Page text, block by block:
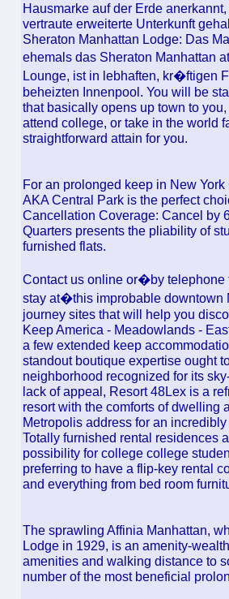
Hausmarke auf der Erde
vertraute erweiterte Unterkunft
Sheraton Manhattan Lodge: Das
ehemals das Sheraton Manhattan
Lounge, ist in lebhaften, kr�ftigen
beheizten Innenpool. You will be
that basically opens up town to
attend college, or take in the world
straightforward attain for you.
For an prolonged keep in New
AKA Central Park is the perfect
Cancellation Coverage: Cancel by
Quarters presents the pliability of
furnished flats.
Contact us online or�by telephone
stay at�this improbable downtown
journey sites that will help you
Keep America - Meadowlands -
a few extended keep
standout boutique expertise ought
neighborhood recognized for its
lack of appeal, Resort 48Lex is a
resort with the comforts of dwelling
Metropolis address for an
Totally furnished rental residences
possibility for college college
preferring to have a flip-key rental
and everything from bed room
The sprawling Affinia Manhattan,
Lodge in 1929, is an amenity-
amenities and walking distance to
number of the most beneficial